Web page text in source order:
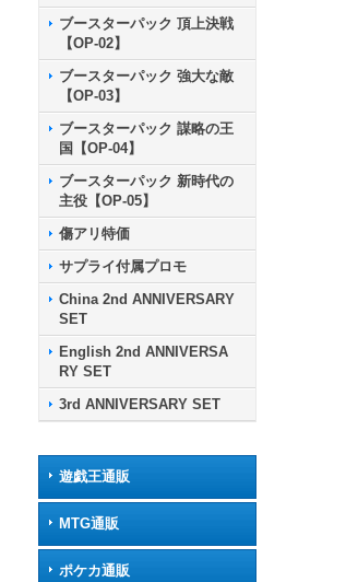
ブースターパック 頂上決戦
【OP-02】
ブースターパック 強大な敵
【OP-03】
ブースターパック 謀略の王
国【OP-04】
ブースターパック 新時代の
主役【OP-05】
傷アリ特価
サプライ付属プロモ
China 2nd ANNIVERSARY
SET
English 2nd ANNIVERSA
RY SET
3rd ANNIVERSARY SET
遊戯王通販
MTG通販
ポケカ通販